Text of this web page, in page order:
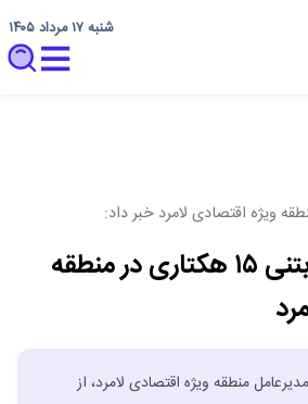
شنبه ۱۷ مرداد ۱۴۰۵
ویژه اقتصادی لامرد خبر داد:
احداث پارکینگ بتنی ۱۵ هکتاری در منطقه
منطقه ویژه اقتصادی لامرد، از